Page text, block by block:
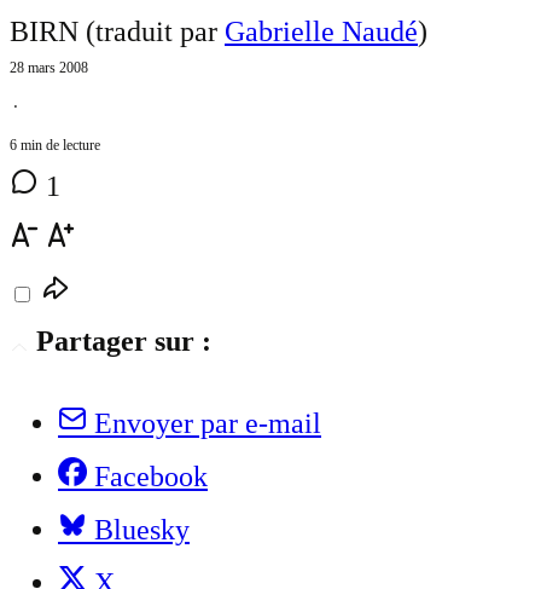
BIRN (traduit par Gabrielle Naudé)
28 mars 2008
⋅
6 min de lecture
1
Partager sur :
Envoyer par e-mail
Facebook
Bluesky